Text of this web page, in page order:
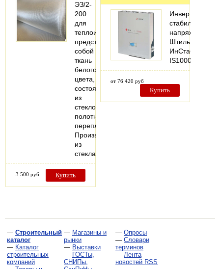
ЭЗ/2-
200
для
теплоизоляции
представляет
собой
ткань
белого
цвета,
состоящую
из
стеклонитей,
полотняного
переплетения.
Производится
из
стекла…
3 500 руб Купить
Инвертоный
стабилизатор
напряжения
Штиль
ИнСтаб
IS10000
от 76 420 руб
Купить
— Строительный
каталог
— Каталог
строительных
компаний
— Магазины и
рынки
— Выставки
— ГОСТы,
СНИПы,
— Опросы
— Словари
терминов
— Лента
новостей RSS